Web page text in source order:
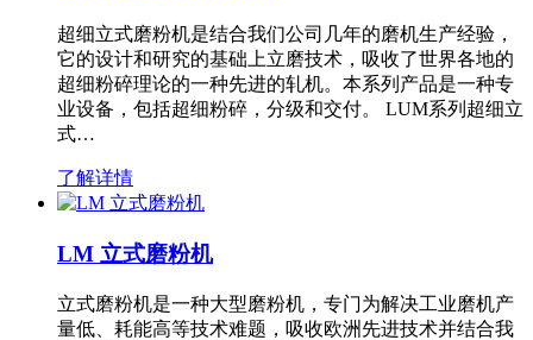
超细立式磨粉机是结合我们公司几年的磨机生产经验，
它的设计和研究的基础上立磨技术，吸收了世界各地的
超细粉碎理论的一种先进的轧机。本系列产品是一种专
业设备，包括超细粉碎，分级和交付。 LUM系列超细立
式…
了解详情
LM 立式磨粉机
立式磨粉机是一种大型磨粉机，专门为解决工业磨机产
量低、耗能高等技术难题，吸收欧洲先进技术并结合我